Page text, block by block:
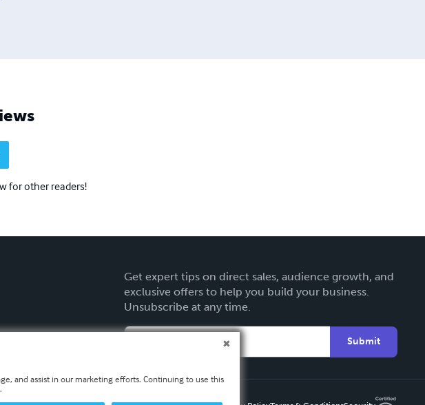
for other readers!
Get expert tips on direct sales, audience growth, and
exclusive offers to help you build your business.
Unsubscribe at any time.
Submit
and assist in our marketing efforts. Continuing to use this